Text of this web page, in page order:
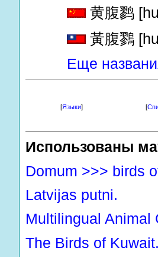
黄腹鹨
黃腹鷚
Еще
[Языки] [
Использованы
Domum >>> birds
Latvijas putni.
Multilingual Animal
The Birds of